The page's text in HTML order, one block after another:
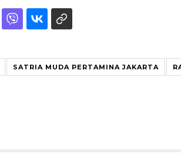
SATRIA MUDA PERTAMINA JAKARTA
Ramadhan
23 Februari 2026